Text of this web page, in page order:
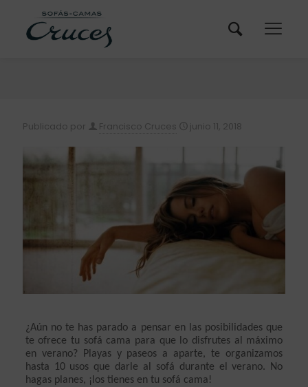
Publicado por Francisco Cruces junio 11, 2018
¿Aún no te has parado a pensar en las posibilidades que
te ofrece tu sofá cama para que lo disfrutes al máximo
en verano? Playas y paseos a aparte, te organizamos
hasta 10 usos que darle al sofá durante el verano. No
hagas planes, ¡los tienes en tu sofá cama!